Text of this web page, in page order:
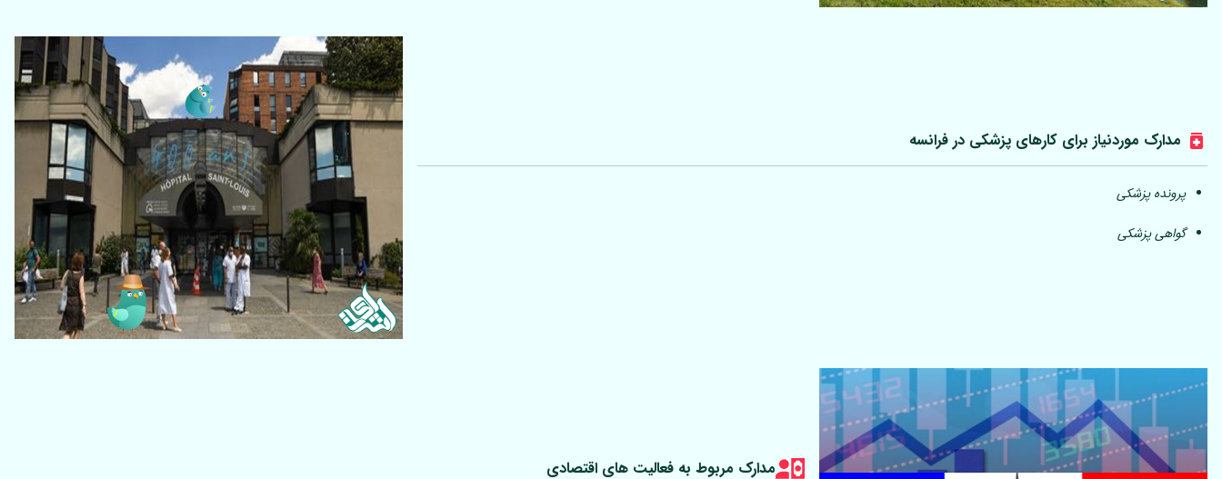
مدارک موردنیاز برای کارهای پزشکی در فرانسه
پرونده پزشکی
گواهی پزشکی
مدارک مربوط به فعالیت های اقتصادی